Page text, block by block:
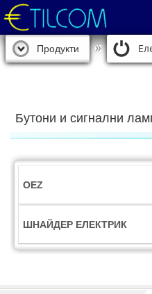
Продукти
Бутони и сигнални
OEZ
ШНАЙДЕР ЕЛЕКТРИК